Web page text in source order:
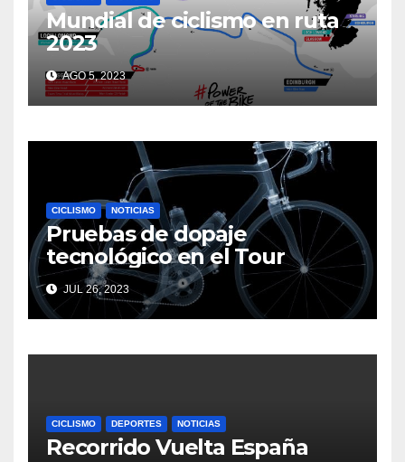
Mundial de ciclismo en ruta
2023
AGO 5, 2023
CICLISMO NOTICIAS
Pruebas de dopaje
tecnológico en el Tour
JUL 26, 2023
CICLISMO DEPORTES NOTICIAS
Recorrido Vuelta España